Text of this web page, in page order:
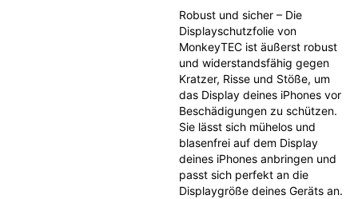
Robust und sicher – Die
Displayschutzfolie von
MonkeyTEC ist äußerst robust
und widerstandsfähig gegen
Kratzer, Risse und Stöße, um
das Display deines iPhones vor
Beschädigungen zu schützen.
Sie lässt sich mühelos und
blasenfrei auf dem Display
deines iPhones anbringen und
passt sich perfekt an die
Displaygröße deines Geräts an.